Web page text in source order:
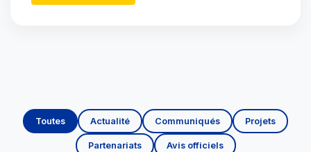
Toutes Actualité Communiqués Projets
Partenariats Avis officiels